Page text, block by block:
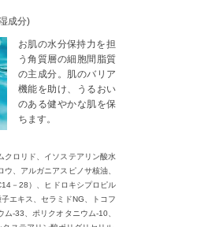
成分)
お肌の水分保持力を担
う角質層の細胞間脂質
の主成分。肌のバリア
機能を助け、うるおい
のある健やかな肌を保
ちます。
クロリド、イソステアリン酸水
、アルガニアスピノサ核油、
－28）、ヒドロキシプロピル
エキス、セラミドNG、トコフ
‐33、ポリクオタニウム‐10、